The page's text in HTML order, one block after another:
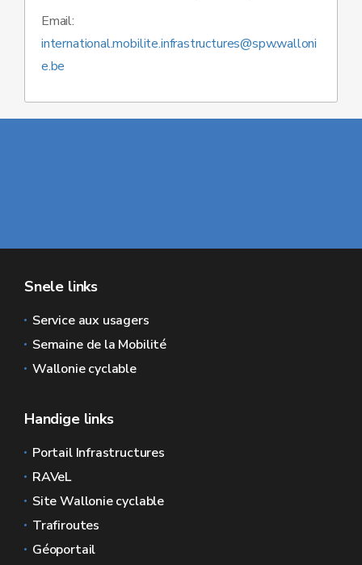
Email:
international.mobilite.infrastructures@spw.walloni
e.be
Snele links
Service aux usagers
Semaine de la Mobilité
Wallonie cyclable
Handige links
Portail Infrastructures
RAVeL
Site Wallonie cyclable
Trafiroutes
Géoportail